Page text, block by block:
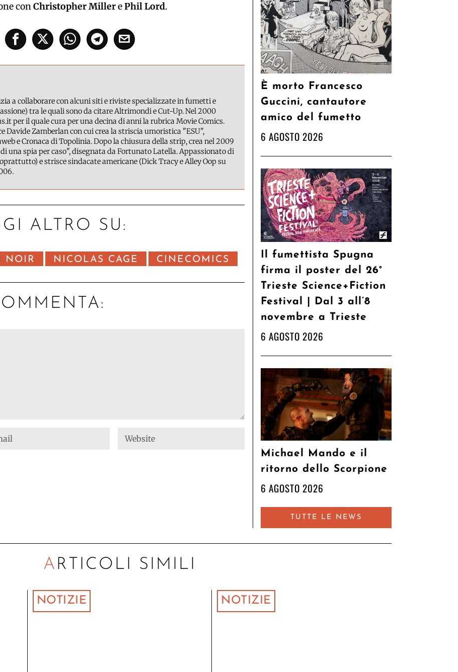
conChristopher MillerePhil Lord.
a collaborare con alcuni siti e riviste specializzate in fumetti e
tra le quali sono da citare Altrimondi e Cut-Up. Nel 2000
per il quale cura per una decina di anni la rubrica Movie Comics.
Davide Zamberlan con cui crea la striscia umoristica "ESU",
e Cronaca di Topolinia. Dopo la chiusura della strip, crea nel 2009
una spia per caso", disegnata da Fortunato Latella. Appassionato di
e strisce sindacate americane (Dick Tracy e Alley Oop su
ALTRO SU:
NOIR NICOLAS CAGE CINECOMICS
OMMENTA:
È morto Francesco
Guccini, cantautore
amico del fumetto
6 AGOSTO 2026
Il fumettista Spugna
firma il poster del 26°
Trieste Science+Fiction
Festival | Dal 3 all’8
novembre a Trieste
6 AGOSTO 2026
Michael Mando e il
ritorno dello Scorpione
6 AGOSTO 2026
TUTTE LE NEWS
ARTICOLI SIMILI
NOTIZIE NOTIZIE